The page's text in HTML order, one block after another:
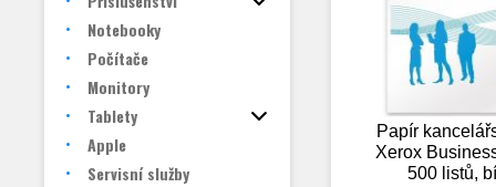
Notebooky
Počítače
Monitory
Tablety
Apple
Servisní služby
Papír
Xerox
500 listů,